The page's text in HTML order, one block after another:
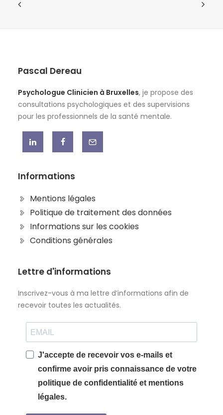
Pascal Dereau
Psychologue Clinicien à Bruxelles, je propose des
consultations psychologiques et des supervisions
pour les professionnels de la santé mentale.
Informations
Mentions légales
Politique de traitement des données
Informations sur les cookies
Conditions générales
Lettre d'informations
Inscrivez-vous à ma lettre d’informations afin de
recevoir toutes les actualités.
J'accepte de recevoir vos e-mails et
confirme avoir pris connaissance de votre
politique de confidentialité et mentions
légales.